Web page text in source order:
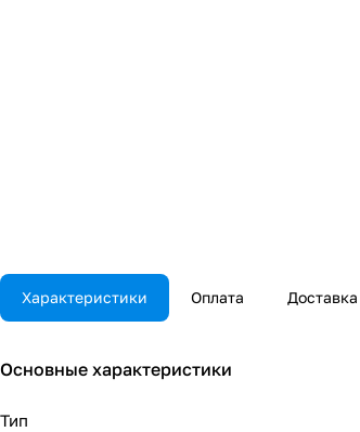
Характеристики Оплата Доставка
Основные характеристики
Тип